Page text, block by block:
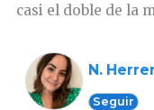
casi el doble de la
N.
Seguir